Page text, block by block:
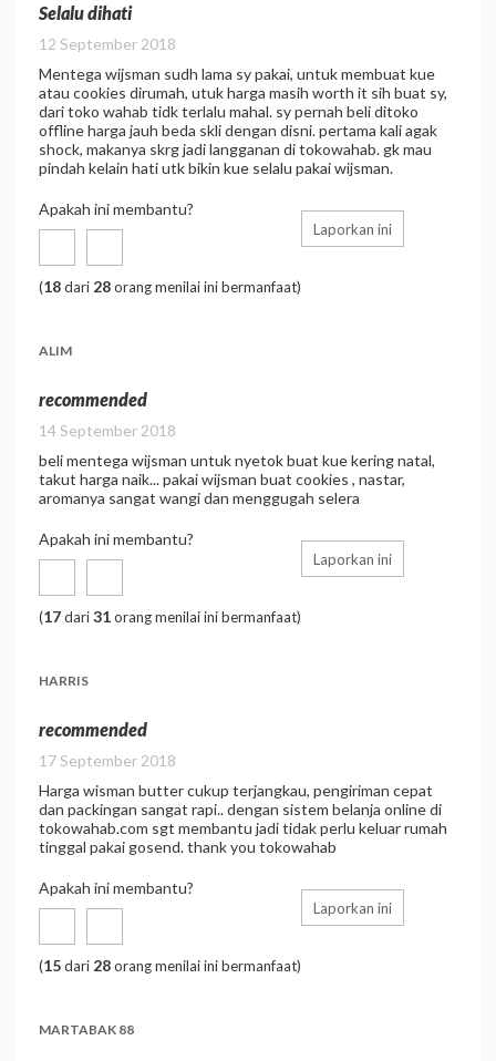
Selalu dihati
12 September 2018
Mentega wijsman sudh lama sy pakai, untuk membuat kue
atau cookies dirumah, utuk harga masih worth it sih buat sy,
dari toko wahab tidk terlalu mahal. sy pernah beli ditoko
offline harga jauh beda skli dengan disni. pertama kali agak
shock, makanya skrg jadi langganan di tokowahab. gk mau
pindah kelain hati utk bikin kue selalu pakai wijsman.
Apakah ini membantu?
(18dari 28orang menilai ini bermanfaat)
Laporkan ini
ALIM
recommended
14 September 2018
beli mentega wijsman untuk nyetok buat kue kering natal,
takut harga naik... pakai wijsman buat cookies , nastar,
aromanya sangat wangi dan menggugah selera
Apakah ini membantu?
(17dari31orang menilai ini bermanfaat)
Laporkan ini
HARRIS
recommended
17 September 2018
Harga wisman butter cukup terjangkau, pengiriman cepat
dan packingan sangat rapi.. dengan sistem belanja online di
tokowahab.com sgt membantu jadi tidak perlu keluar rumah
tinggal pakai gosend. thank you tokowahab
Apakah ini membantu?
(15dari 28orang menilai ini bermanfaat)
Laporkan ini
MARTABAK 88